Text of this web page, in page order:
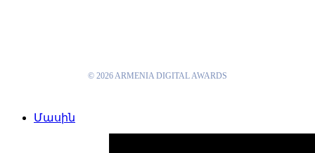
© 2026 ARMENIA DIGITAL AWARDS
Close
Մասին